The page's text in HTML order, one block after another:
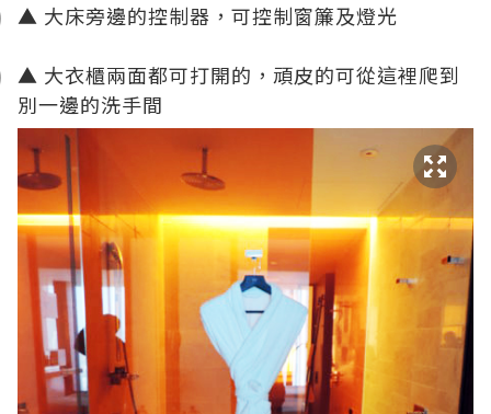
▲ 大床旁邊的控制器，可控制窗簾及燈光
▲ 大衣櫃兩面都可打開的，頑皮的可從這裡爬到
別一邊的洗手間